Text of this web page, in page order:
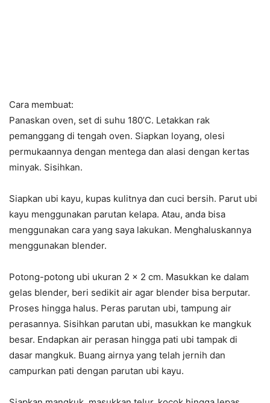
Cara membuat:
Panaskan oven, set di suhu 180’C. Letakkan rak
pemanggang di tengah oven. Siapkan loyang, olesi
permukaannya dengan mentega dan alasi dengan kertas
minyak. Sisihkan.
Siapkan ubi kayu, kupas kulitnya dan cuci bersih. Parut ubi
kayu menggunakan parutan kelapa. Atau, anda bisa
menggunakan cara yang saya lakukan. Menghaluskannya
menggunakan blender.
Potong-potong ubi ukuran 2 x 2 cm. Masukkan ke dalam
gelas blender, beri sedikit air agar blender bisa berputar.
Proses hingga halus. Peras parutan ubi, tampung air
perasannya. Sisihkan parutan ubi, masukkan ke mangkuk
besar. Endapkan air perasan hingga pati ubi tampak di
dasar mangkuk. Buang airnya yang telah jernih dan
campurkan pati dengan parutan ubi kayu.